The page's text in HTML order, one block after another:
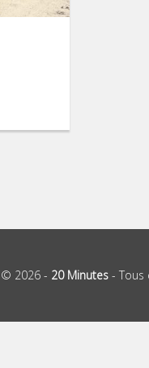
© 2026 - 20 Minutes -